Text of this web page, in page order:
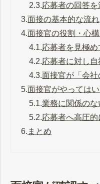
2.3.応募者の回答
3.面接の基本的な流れ
4.面接官の役割・心構
4.1.応募者を見極
4.2.応募者に対し
4.3.面接官が「会
5.面接官がやっては
5.1.業務に関係の
5.2.応募者へ高圧的
6. まとめ